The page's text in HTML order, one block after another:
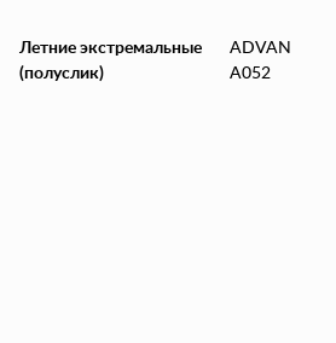
Летние экстремальные
(полуслик)
ADVAN
A052